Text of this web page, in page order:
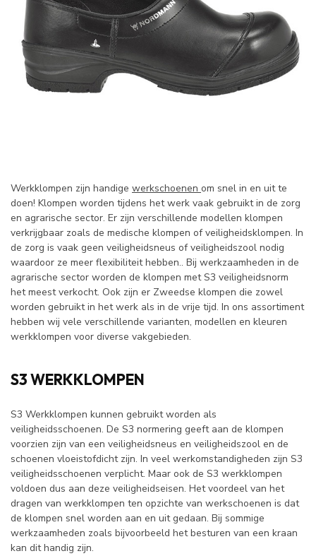
Werkklompen zijn handige werkschoenen om snel in en uit te
doen! Klompen worden tijdens het werk vaak gebruikt in de zorg
en agrarische sector. Er zijn verschillende modellen klompen
verkrijgbaar zoals de medische klompen of veiligheidsklompen. In
de zorg is vaak geen veiligheidsneus of veiligheidszool nodig
waardoor ze meer flexibiliteit hebben.. Bij werkzaamheden in de
agrarische sector worden de klompen metS3 veiligheidsnorm
het meest verkocht. Ook zijn er Zweedse klompen die zowel
worden gebruikt in het werk als in de vrije tijd. In ons assortiment
hebben wij vele verschillende varianten, modellen en kleuren
werkklompen voor diverse vakgebieden.
S3 WERKKLOMPEN
S3 Werkklompen kunnen gebruikt worden als
veiligheidsschoenen. De S3 normering geeft aan de klompen
voorzien zijn van een veiligheidsneus en veiligheidszool en de
schoenen vloeistofdicht zijn. In veel werkomstandigheden zijn S3
veiligheidsschoenen verplicht. Maar ook de S3 werkklompen
voldoen dus aan deze veiligheidseisen. Het voordeel van het
dragen van werkklompen ten opzichte van werkschoenen is dat
de klompen snel worden aan en uit gedaan. Bij sommige
werkzaamheden zoals bijvoorbeeld het besturen van een kraan
kan dit handig zijn.